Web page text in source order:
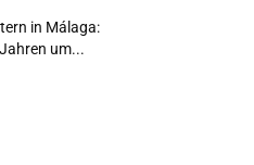
in Málaga:
um...